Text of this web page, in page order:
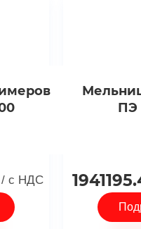
/ с НДС
ПЭ